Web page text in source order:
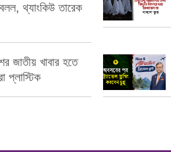
বলল, থ্যাংকিউ তারেক
জাতীয় খাবার হতে
প্লাস্টিক